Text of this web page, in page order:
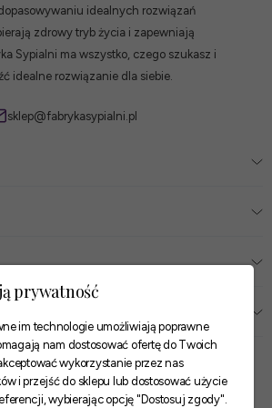
idealnych rozwiązań
zdrowy tryb życia i zapewniają
Sypialni ma wszystko, czego szukasz i
idealne rozwiązanie dla siebie.
sklep@fabrykasypialni.pl
Zaufane płatności
prywatność
im technologie umożliwiają poprawne
nam dostosować ofertę do Twoich
wykorzystanie przez nas
i przejść do sklepu lub dostosować użycie
wybierając opcję "Dostosuj zgody".